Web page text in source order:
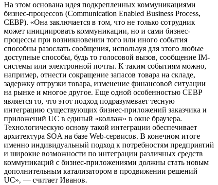
На этом основана идея подкрепленных коммуникациями
бизнес-процессов (Communication Enabled Business Process,
CEBP). «Она заключается в том, что не только сотрудник
может инициировать коммуникации, но и сами бизнес-
процессы при возникновении того или иного события
способны разослать сообщения, используя для этого любые
доступные способы, будь то голосовой вызов, сообщение IM-
системы или электронной почты. К таким событиям можно,
например, отнести сокращение запасов товара на складе,
задержку отгрузки товара, изменение финансовой ситуации
на рынке и многое другое. Еще одной особенностью CEBP
является то, что этот подход подразумевает тесную
интеграцию существующих бизнес-приложений заказчика и
приложений UC в единый «коллаж» в окне браузера.
Технологическую основу такой интеграции обеспечивает
архитектура SOA на базе Web-сервисов. В конечном итоге
именно индивидуальный подход к потребностям предприятий
и широкие возможности по интеграции различных средств
коммуникаций с бизнес-приложениями должны стать новым
дополнительным катализатором в продвижении решений
UC», — считает Иванов.